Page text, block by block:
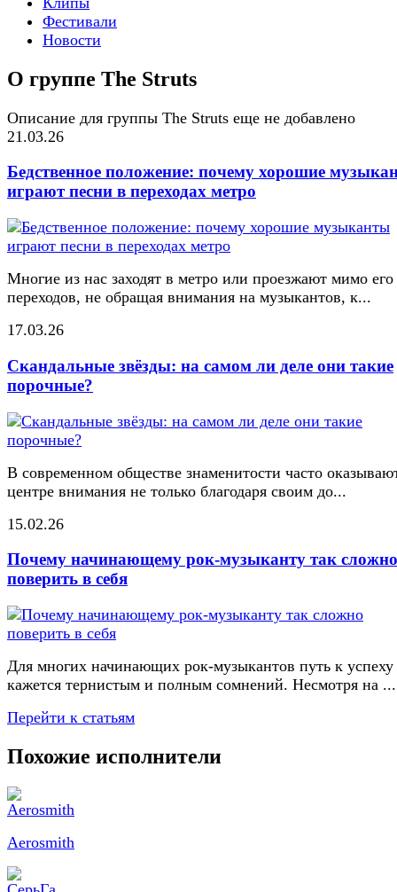
Фестивали
Новости
О группе The Struts
Описание для группы The Struts еще не добавлено
21.03.26
Бедственное положение: почему хорошие
играют песни в переходах метро
Многие из нас заходят в метро или проезжают мимо его
переходов, не обращая внимания на музыкантов, к...
17.03.26
Скандальные звёзды: на самом ли деле они такие
порочные?
В современном обществе знаменитости часто
центре внимания не только благодаря своим до...
15.02.26
Почему начинающему рок-музыканту так сложно
поверить в себя
Для многих начинающих рок-музыкантов путь к успеху
кажется тернистым и полным сомнений. Несмотря на ...
Перейти к статьям
Похожие исполнители
Aerosmith